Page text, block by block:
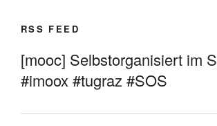
RSS FEED
[mooc] Selbstorganisiert im
#imoox #tugraz #SOS